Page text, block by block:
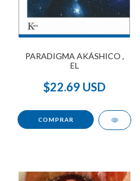
PARADIGMA AKÁSHICO ,
EL
$22.69 USD